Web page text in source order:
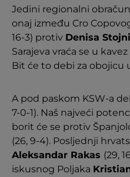
Jedini regionalni
onaj između Cro
16-3) protiv Denisa
Sarajeva vraća se u
Bit će to debi za obojicu
A pod paskom KSW-a
7-0-1). Naš najveći
borit će se protiv
(26, 9-4). Posljednji
Aleksandar Rakas (29,
iskusnog Poljaka